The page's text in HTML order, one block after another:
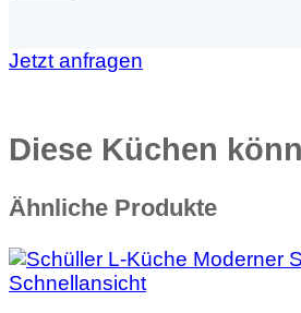
Jetzt anfragen
Diese Küchen
Ähnliche Produkte
Schnellansicht